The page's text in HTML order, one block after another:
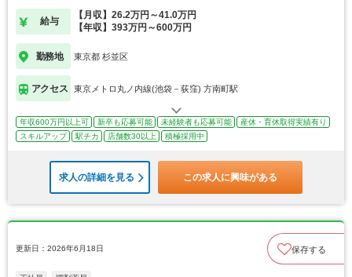
給与
【月収】26.2万円～41.0万円
【年収】393万円～600万円
勤務地 東京都 杉並区
アクセス 東京メトロ丸ノ内線(池袋－荻窪) 方南町駅
年収600万円以上可 新卒も応募可能 未経験者も応募可能
産休・育休取得実績有り
スキルアップ
駅チカ 店舗数30以上 積極採用中
求人の詳細を見る この求人に興味がある
更新日：2026年6月18日 保存する